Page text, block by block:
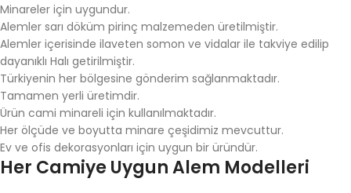
Minareler için uygundur.
Alemler sarı döküm pirinç malzemeden üretilmiştir.
Alemler içerisinde ilaveten somon ve vidalar ile takviye edilip
dayanıklı Halı getirilmiştir.
Türkiyenin her bölgesine gönderim sağlanmaktadır.
Tamamen yerli üretimdir.
Ürün cami minareli için kullanılmaktadır.
Her ölçüde ve boyutta minare çeşidimiz mevcuttur.
Ev ve ofis dekorasyonları için uygun bir üründür.
Her Camiye Uygun Alem Modelleri